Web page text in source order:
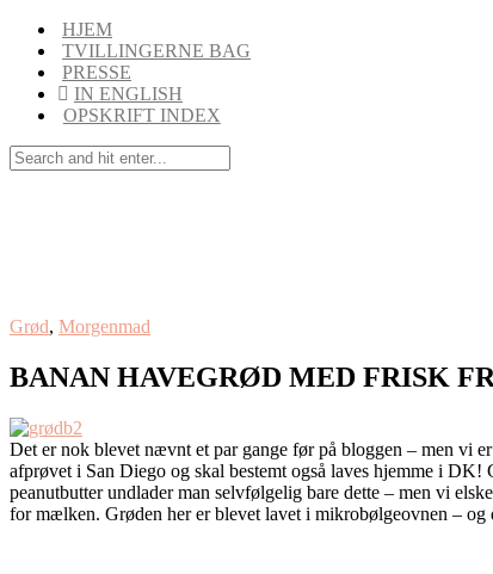
HJEM
TVILLINGERNE BAG
PRESSE
IN ENGLISH
OPSKRIFT INDEX
Grød, Morgenmad
BANAN HAVEGRØD MED FRISK
Det er nok blevet nævnt et par gange før på bloggen – men vi
afprøvet i San Diego og skal bestemt også laves hjemme i
peanutbutter undlader man selvfølgelig bare dette – men vi
for mælken. Grøden her er blevet lavet i mikrobølgeovnen – og